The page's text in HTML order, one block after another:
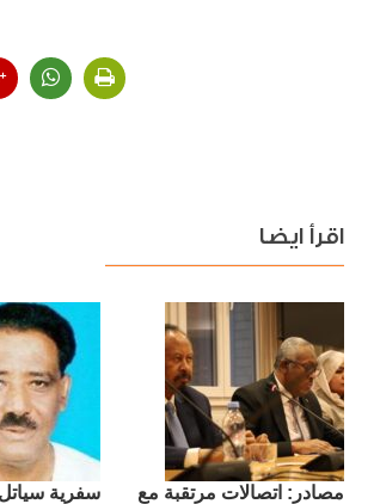
اقرأ ايضا
مصادر: اتصالات مرتقبة مع
سفرية